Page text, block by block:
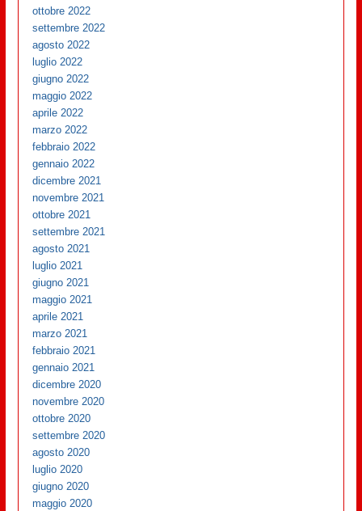
ottobre 2022
settembre 2022
agosto 2022
luglio 2022
giugno 2022
maggio 2022
aprile 2022
marzo 2022
febbraio 2022
gennaio 2022
dicembre 2021
novembre 2021
ottobre 2021
settembre 2021
agosto 2021
luglio 2021
giugno 2021
maggio 2021
aprile 2021
marzo 2021
febbraio 2021
gennaio 2021
dicembre 2020
novembre 2020
ottobre 2020
settembre 2020
agosto 2020
luglio 2020
giugno 2020
maggio 2020